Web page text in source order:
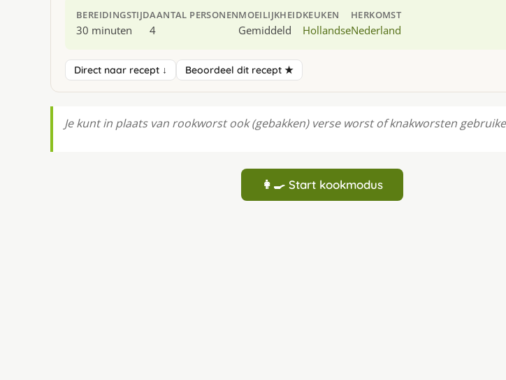
BEREIDINGSTIJD
30 minuten
AANTAL PERSONEN
4
MOEILIJKHEID
Gemiddeld
KEUKEN
Hollandse
HERKOMST
Nederland
Direct naar recept ↓ Beoordeel dit recept ★
Je kunt in plaats van rookworst ook (gebakken) verse worst of knakworsten
👩‍🍳 Start kookmodus